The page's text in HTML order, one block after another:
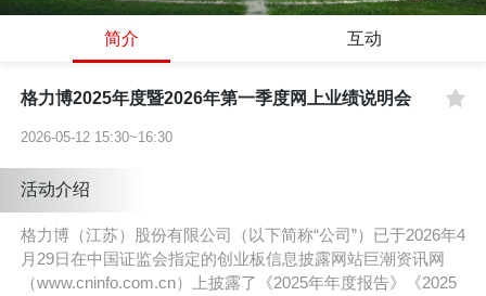
简介 互动
格力博2025年度暨2026年第一季度网上业绩说明会
2026-05-12 15:30~16:30
活动介绍
格力博（江苏）股份有限公司（以下简称“公司”）已于2026年4
月29日在中国证监会指定的创业板信息披露网站巨潮资讯网
（www.cninfo.com.cn）上披露了《2025年年度报告》《2025